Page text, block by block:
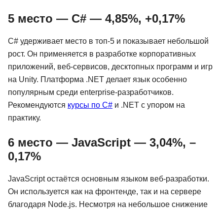
5 место — C# — 4,85%, +0,17%
C# удерживает место в топ-5 и показывает небольшой
рост. Он применяется в разработке корпоративных
приложений, веб-сервисов, десктопных программ и игр
на Unity. Платформа .NET делает язык особенно
популярным среди enterprise-разработчиков.
Рекомендуются курсы по C# и .NET с упором на
практику.
6 место — JavaScript — 3,04%, –
0,17%
JavaScript остаётся основным языком веб-разработки.
Он используется как на фронтенде, так и на сервере
благодаря Node.js. Несмотря на небольшое снижение